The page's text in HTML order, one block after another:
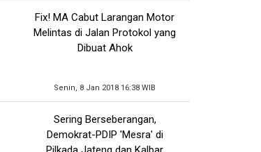
Fix! MA Cabut Larangan Motor
Melintas di Jalan Protokol yang
Dibuat Ahok
Senin, 8 Jan 2018 16:38 WIB
Sering Berseberangan,
Demokrat-PDIP 'Mesra' di